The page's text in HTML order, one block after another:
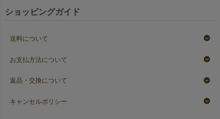
ショッピングガイド
送料について
お支払方法について
返品・交換について
キャンセルポリシー